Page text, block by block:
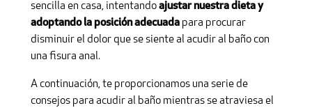
sencilla en casa, intentandoajustar nuestra dieta y
adoptando la posición adecuada para procurar
disminuir el dolor que se siente al acudir al baño con
una fisura anal.
A continuación, te proporcionamos una serie de
consejos para acudir al baño mientras se atraviesa el